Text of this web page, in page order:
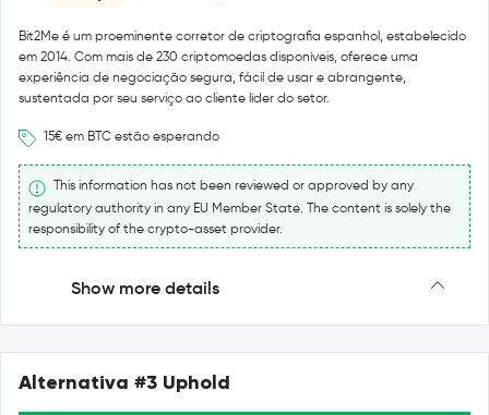
Bit2Me é um proeminente corretor de criptografia espanhol, estabelecido
em 2014. Com mais de 230 criptomoedas disponíveis, oferece uma
experiência de negociação segura, fácil de usar e abrangente,
sustentada por seu serviço ao cliente líder do setor.
15€ em BTC estão esperando
This information has not been reviewed or approved by any
regulatory authority in any EU Member State. The content is solely the
responsibility of the crypto-asset provider.
Show more details
Alternativa #3 Uphold